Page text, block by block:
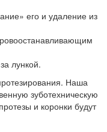
его и удаление из
лункой.
Наша
зуботехническую
и коронки будут